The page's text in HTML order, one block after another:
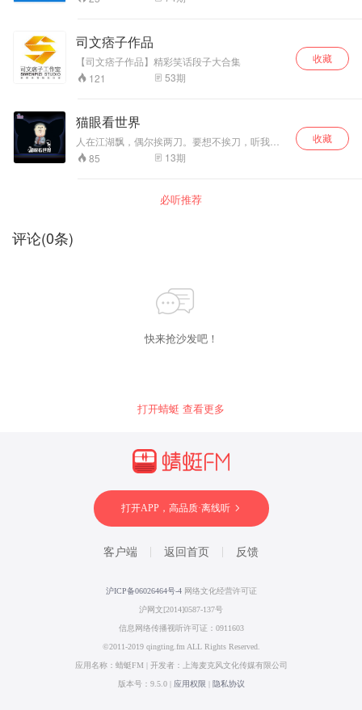
司文痞子作品
【司文痞子作品】精彩笑话段子大合集
121
53期
收藏
猫眼看世界
人在江湖飘，偶尔挨两刀。要想不挨刀，听我瞎
叨叨。这里是猫眼看世界，资深段子手姬师兄带
你侃尽人间百态，阅尽大千世界。听到你手机没
是为了听我五分钟！猫眼看世界，跟着师兄一起
high！更多精彩内容订阅猫巷微信公众号：
85 13期
收藏
必听推荐
评论(0条)
快来抢沙发吧！
打开蜻蜓 查看更多
打开APP，高品质·离线听
客户端 返回首页 反馈
沪ICP备06026464号-4 网络文化经营许可证
沪网文[2014]0587-137号
信息网络传播视听许可证：0911603
©2011-2019 qingting.fm ALL Rights Reserved.
应用名称：蜻蜓FM | 开发者：上海麦克风文化传媒有限公司
版本号：9.5.0 | 应用权限 | 隐私协议